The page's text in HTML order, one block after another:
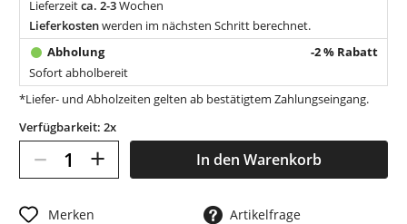
Lieferzeitca. 2-3Wochen
Lieferkostenwerden im nächsten Schritt berechnet.
-2 % Rabatt
Sofort abholbereit
*Liefer- und Abholzeiten gelten ab bestätigtem Zahlungseingang.
Verfügbarkeit: 2x
– + In den Warenkorb
Merken Artikelfrage